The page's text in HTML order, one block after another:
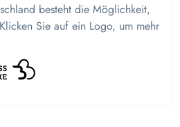
besteht die Möglichkeit,
Sie auf ein Logo, um mehr